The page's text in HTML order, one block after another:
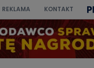
REKLAMA KONTAKT